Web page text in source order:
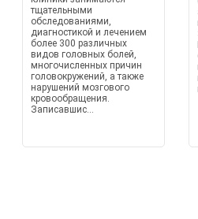
тщательными
обследованиями,
диагностикой и лечением
более 300 различных
видов головных болей,
многочисленных причин
головокружений, а также
нарушений мозгового
кровообращения.
Записавшис...